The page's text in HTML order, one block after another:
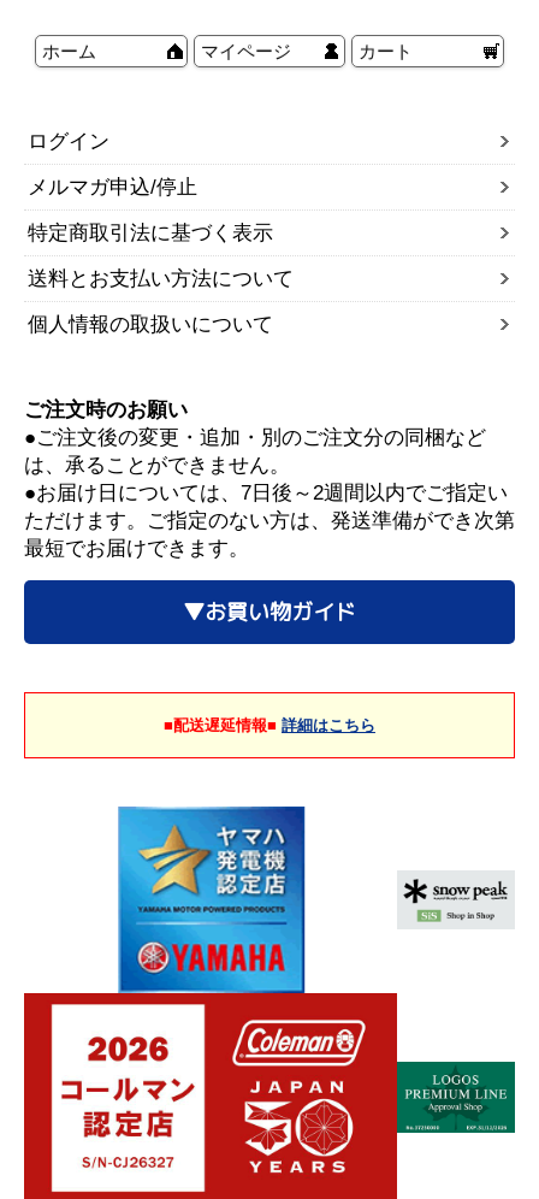
ホーム マイページ カート
ログイン
メルマガ申込/停止
特定商取引法に基づく表示
送料とお支払い方法について
個人情報の取扱いについて
ご注文時のお願い
●ご注文後の変更・追加・別のご注文分の同梱など
は、承ることができません。
●お届け日については、7日後～2週間以内でご指定い
ただけます。ご指定のない方は、発送準備ができ次第
最短でお届けできます。
▼お買い物ガイド
■配送遅延情報■ 詳細はこちら